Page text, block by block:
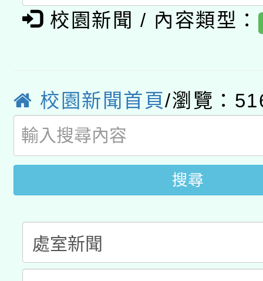
pilot」
有關大陸委員會函釋公
轉知經濟部水利署委託
用水績優單位及節水達
動」
桃園市孔廟祈福系列
開 智慧啟航」
2026年桃園地景藝術
校園新聞 / 內容類型：
校園新聞首頁/瀏覽：
搜尋